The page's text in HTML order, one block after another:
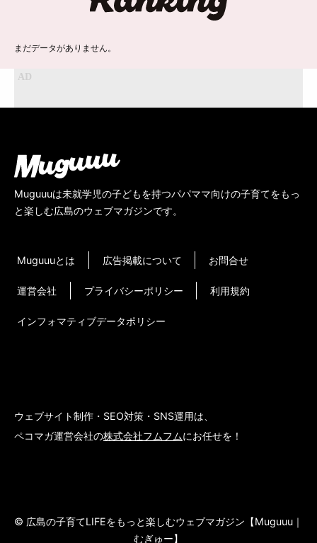
まだデータがありません。
Muguuuは未就学児の子どもを持つパパママ向けの子育てをもっ
と楽しむ広島のウェブマガジンです。
Muguuuとは 広告掲載について お問合せ
運営会社 プライバシーポリシー 利用規約
インフォマティブデータポリシー
ウェブサイト制作・SEO対策・SNS運用は、
ペコマガ運営会社の株式会社フムフムにお任せを！
© 広島の子育てLIFEをもっと楽しむウェブマガジン【Muguuu｜
むぎゅー】